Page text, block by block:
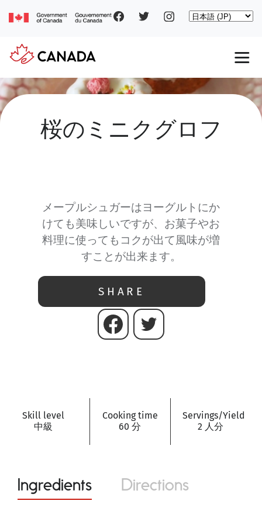
Social
Select
Main
navigation
桜のミニクグロフ
メープルシュガーはヨーグルトにか
けても美味しいですが、お菓子やお
料理に使ってもコクが出て風味が増
すことが出来ます。
SHARE
Skill level
中級
Cooking time
60 分
Servings/Yield
2 人分
Ingredients Directions